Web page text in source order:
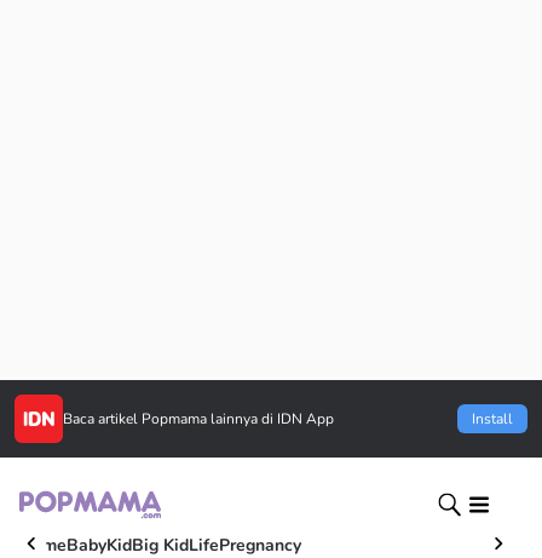
Baca artikel Popmama lainnya di IDN App Install
HomeBabyKidBig KidLifePregnancy